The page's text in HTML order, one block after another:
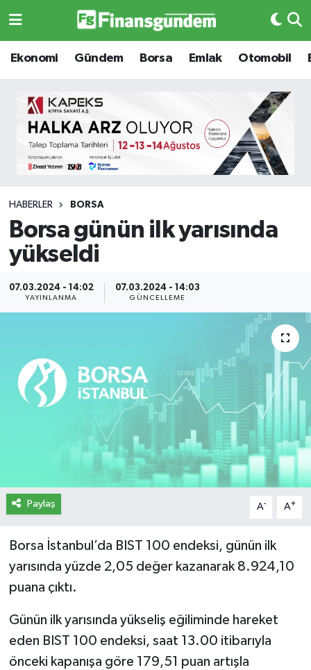
Ekonomi Gündem Borsa Emlak Otomobil
HABERLER BORSA
Borsa günün ilk yarısında
yükseldi
07.03.2024 - 14:02
YAYINLANMA
07.03.2024 - 14:03
GÜNCELLEME
Paylaş A- A+
Borsa İstanbul’da BIST 100 endeksi, günün ilk
yarısında yüzde 2,05 değer kazanarak 8.924,10
puana çıktı.
Günün ilk yarısında yükseliş eğiliminde hareket
eden BIST 100 endeksi, saat 13.00 itibarıyla
önceki kapanışa göre 179,51 puan artışla
Ekonomi
Borsa
Emlak
Otomobil
Gizlilik Sözleşmesi
Hakkımızda
Künye
Yasal Uyarı
Ekonomi
Borsa
Emlak
Emtia
BITCOIN
Yapay Zeka